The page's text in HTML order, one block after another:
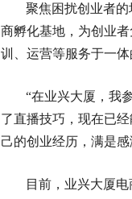
聚焦困扰创业者
商孵化基地，为创业
训、运营等服务于一
“在业兴大厦，我
了直播技巧，现在已
己的创业经历，满是感
目前，业兴大厦